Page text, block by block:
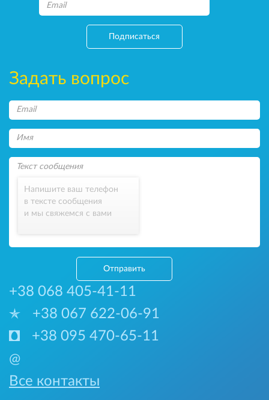
Подписаться
Задать вопрос
Напишите ваш телефон
в тексте сообщения
и мы свяжемся с вами
Отправить
+38 068 405-41-11
+38 067 622-06-91
+38 095 470-65-11
@
Все контакты